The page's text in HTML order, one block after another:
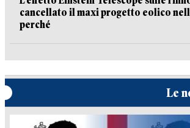
cancellato il maxi progetto eolico
perché
Le